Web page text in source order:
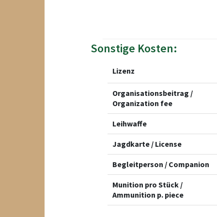
Sonstige Kosten:
Lizenz
Organisationsbeitrag /
Organization fee
Leihwaffe
Jagdkarte / License
Begleitperson / Companion
Munition pro Stück /
Ammunition p. piece